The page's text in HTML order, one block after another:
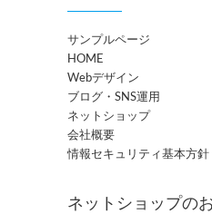
サンプルページ
HOME
Webデザイン
ブログ・SNS運用
ネットショップ
会社概要
情報セキュリティ基本方針
ネットショップの